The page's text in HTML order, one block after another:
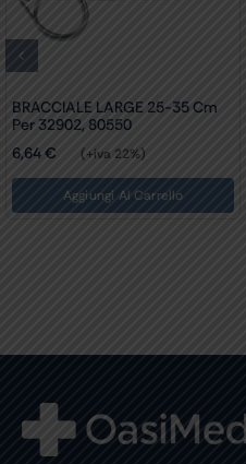
BRACCIALE LARGE 25-35 Cm
Per 32902, 80550
6,64€ (+iva 22%)
Aggiungi Al Carrello